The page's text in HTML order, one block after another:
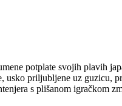
potplate svojih plavih
usko priljubljene uz guzicu,
s plišanom igračkom